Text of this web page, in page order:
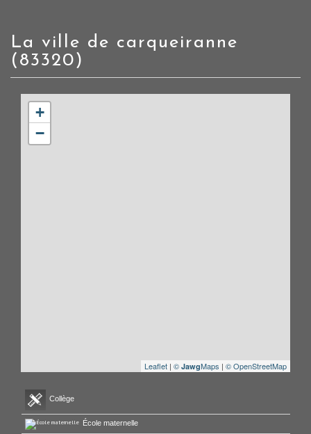
la ville de carqueiranne
(83320)
+
−
Leaflet | © JawgMaps | © OpenStreetMap
Collège
École maternelle